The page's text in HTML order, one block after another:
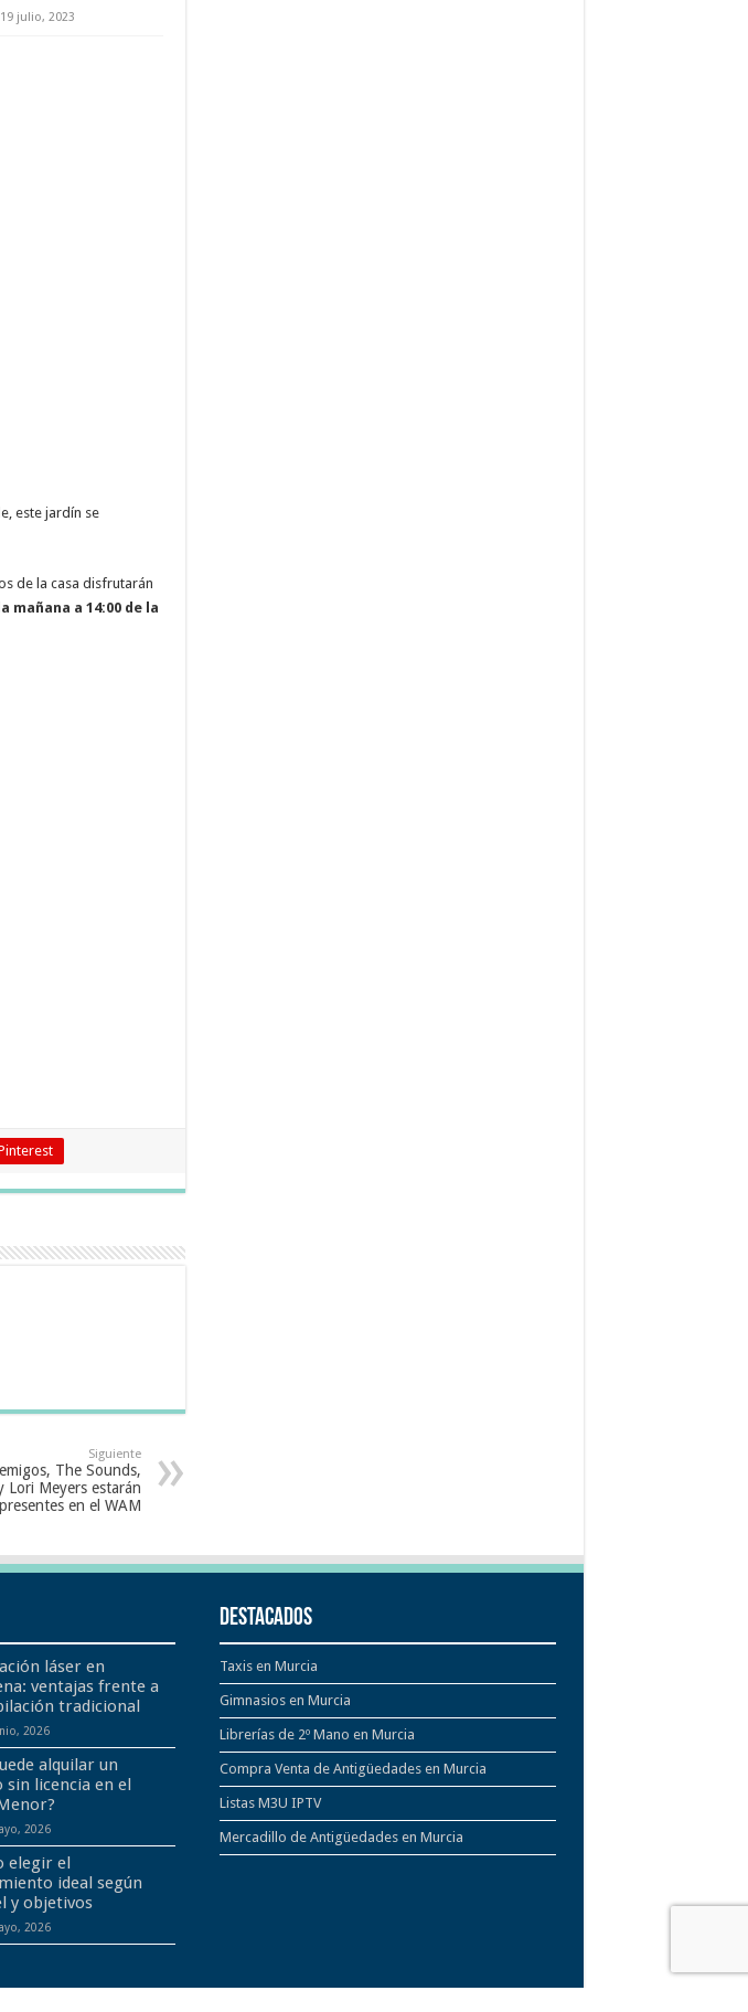
19 julio, 2023
este jardín se
de la casa disfrutarán
mañana a 14:00 de la
Siguiente
The Sounds,
Lori Meyers estarán
presentes en el WAM
láser en
ventajas frente a
tradicional
2026
alquilar un
sin licencia en el
2026
elegir el
ideal según
y objetivos
2026
Destacados
Taxis en Murcia
Gimnasios en Murcia
Librerías de 2º Mano en Murcia
Compra Venta de Antigüedades en Murcia
Listas M3U IPTV
Mercadillo de Antigüedades en Murcia